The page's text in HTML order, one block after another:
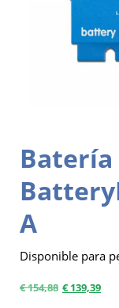
A
Disponible para
€154,88 €139,39